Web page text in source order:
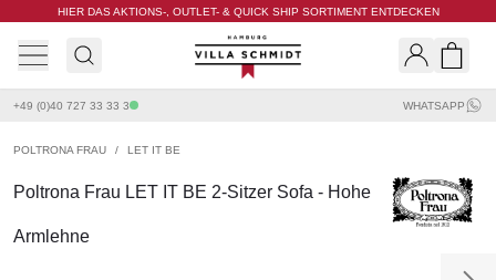
HIER DAS AKTIONS-, OUTLET- & QUICK SHIP SORTIMENT ENTDECKEN
Villa Schmidt
+49 (0)40 727 33 33 3 WHATSAPP
POLTRONA FRAU / LET IT BE
Poltrona Frau LET IT BE 2-Sitzer Sofa - Hohe
Armlehne